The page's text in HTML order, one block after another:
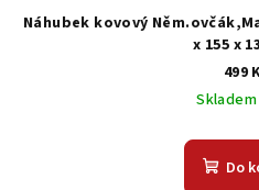
Náhubek kovový
x 155 x
499
Do